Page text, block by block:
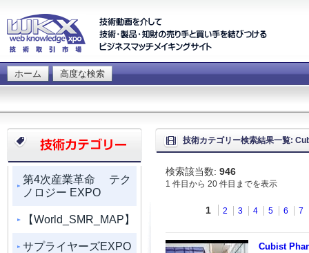
ホーム 高度な検索
第4次産業革命 テク
ノロジー EXPO
【World_SMR_MAP】
サプライヤーズEXPO
技術カテゴリー検索結果一覧:
検索該当数: 946
1 件目から 20 件目までを表示
1 2 3 4 5 6 7
Cubist